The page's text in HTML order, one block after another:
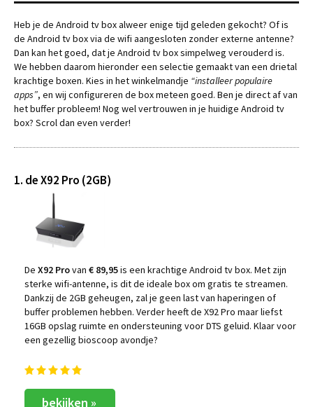
Heb je de Android tv box alweer enige tijd geleden gekocht? Of is
de Android tv box via de wifi aangesloten zonder externe antenne?
Dan kan het goed, dat je Android tv box simpelweg verouderd is.
We hebben daarom hieronder een selectie gemaakt van een drietal
krachtige boxen. Kies in het winkelmandje “installeer populaire
apps”, en wij configureren de box meteen goed. Ben je direct af van
het buffer probleem! Nog wel vertrouwen in je huidige Android tv
box? Scrol dan even verder!
1. de X92 Pro (2GB)
De X92 Provan € 89,95is een krachtige Android tv box. Met zijn
sterke wifi-antenne, is dit de ideale box om gratis te streamen.
Dankzij de 2GB geheugen, zal je geen last van haperingen of
buffer problemen hebben. Verder heeft de X92 Pro maar liefst
16GB opslag ruimte en ondersteuning voor DTS geluid. Klaar voor
een gezellig bioscoop avondje?
bekijken »